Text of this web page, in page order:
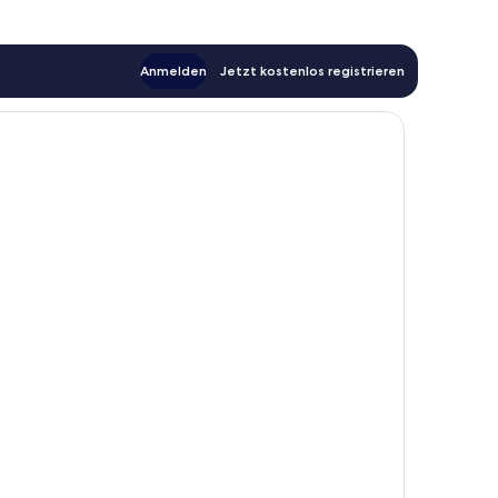
Anmelden Jetzt kostenlos registrieren